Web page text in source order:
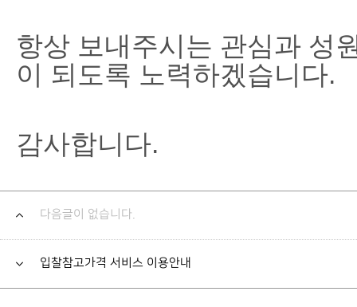
항상 보내주시는 관심과 성
이 되도록 노력하겠습니다.
감사합니다.
다음글이 없습니다.
입찰참고가격 서비스 이용안내